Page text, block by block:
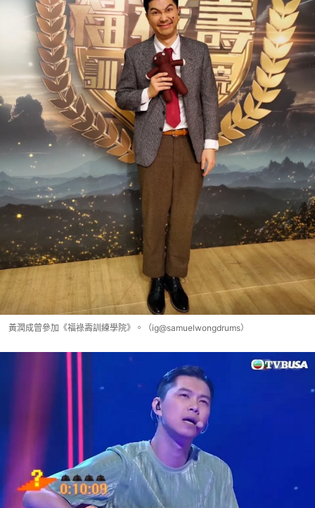
黃潤成曾參加《福祿壽訓練學院》。（ig@samuelwongdrums）